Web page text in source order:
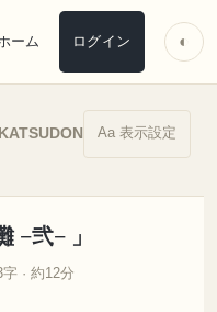
ーム ログイン ◐
KATSUDON Aa 表示設定
−弐− 」
· 約12分